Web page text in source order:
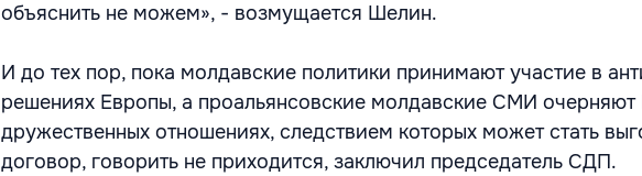
объяснить не можем», - возмущается Шелин.
И до тех пор, пока молдавские политики принимают участие в
решениях Европы, а проальянсовские молдавские СМИ
дружественных отношениях, следствием которых может стать
договор, говорить не приходится, заключил председатель СДП.